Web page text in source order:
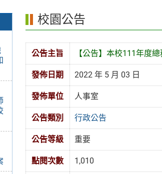
校園公告
公告主旨 【公告】本校111年度
發佈日期 2022 年 5 月 03 日
發佈單位 人事室
公告類別 行政公告
公告等級 重要
點閱次數 1,010